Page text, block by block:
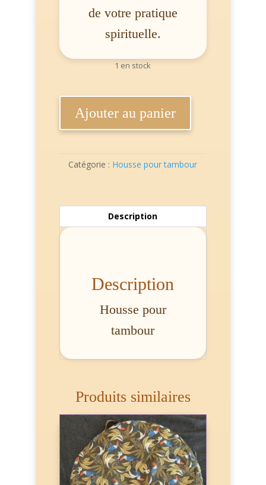
de votre pratique
spirituelle.
1 en stock
quantité
Housse
pour
#2
Ajouter au panier
Catégorie : Housse pour tambour
Description
Description
Housse pour
tambour
Produits similaires